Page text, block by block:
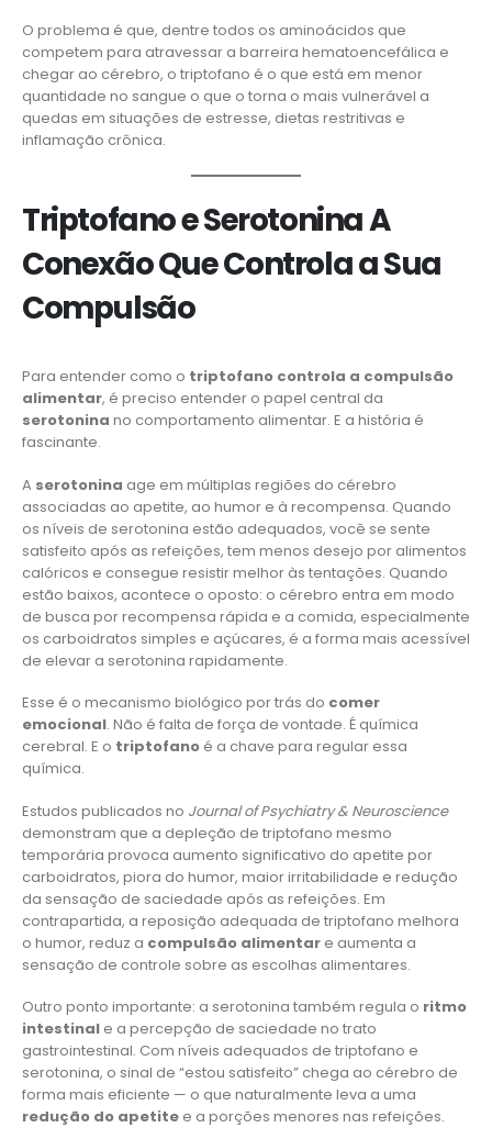
O problema é que, dentre todos os aminoácidos que
competem para atravessar a barreira hematoencefálica e
chegar ao cérebro, o triptofano é o que está em menor
quantidade no sangue o que o torna o mais vulnerável a
quedas em situações de estresse, dietas restritivas e
inflamação crônica.
Triptofano e Serotonina A
Conexão Que Controla a Sua
Compulsão
Para entender como o triptofano controla a compulsão
alimentar, é preciso entender o papel central da
serotonina no comportamento alimentar. E a história é
fascinante.
A serotonina age em múltiplas regiões do cérebro
associadas ao apetite, ao humor e à recompensa. Quando
os níveis de serotonina estão adequados, você se sente
satisfeito após as refeições, tem menos desejo por alimentos
calóricos e consegue resistir melhor às tentações. Quando
estão baixos, acontece o oposto: o cérebro entra em modo
de busca por recompensa rápida e a comida, especialmente
os carboidratos simples e açúcares, é a forma mais acessível
de elevar a serotonina rapidamente.
Esse é o mecanismo biológico por trás do comer
emocional. Não é falta de força de vontade. É química
cerebral. E o triptofano é a chave para regular essa
química.
Estudos publicados no Journal of Psychiatry & Neuroscience
demonstram que a depleção de triptofano mesmo
temporária provoca aumento significativo do apetite por
carboidratos, piora do humor, maior irritabilidade e redução
da sensação de saciedade após as refeições. Em
contrapartida, a reposição adequada de triptofano melhora
o humor, reduz a compulsão alimentar e aumenta a
sensação de controle sobre as escolhas alimentares.
Outro ponto importante: a serotonina também regula o ritmo
intestinal e a percepção de saciedade no trato
gastrointestinal. Com níveis adequados de triptofano e
serotonina, o sinal de “estou satisfeito” chega ao cérebro de
forma mais eficiente — o que naturalmente leva a uma
redução do apetite e a porções menores nas refeições.